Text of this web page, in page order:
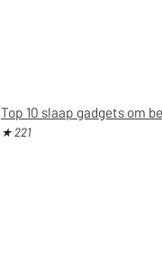
Top 10 slaap gadgets om
★ 221